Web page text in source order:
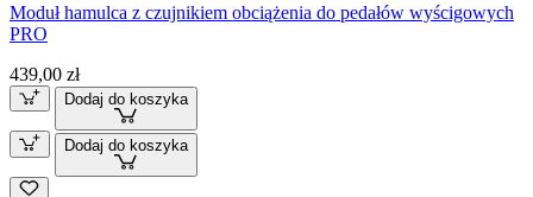
Moduł hamulca z czujnikiem obciążenia do pedałów wyścigowych
PRO
439,00 zł
Dodaj do koszyka
Dodaj do koszyka